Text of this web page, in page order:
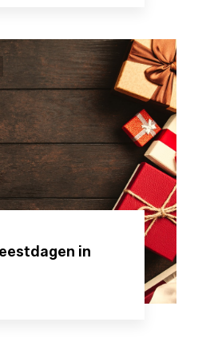
in